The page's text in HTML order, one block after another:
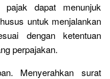
dapat menunjuk
untuk menjalankan
dengan ketentuan
perpajakan.
Menyerahkan surat